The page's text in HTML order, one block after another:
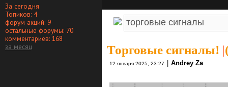
За сегодня
Топиков: 4
форум акций: 9
остальные форумы: 70
комментариев: 168
за месяц
Торговые сигналы! |
12 января 2025, 23:27 Andrey Za